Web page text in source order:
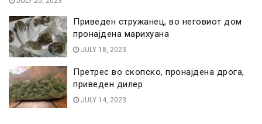
Приведен стружанец, во неговиот дом
пронајдена марихуана
JULY 18, 2023
Претрес во скопско, пронајдена дрога,
приведен дилер
JULY 14, 2023